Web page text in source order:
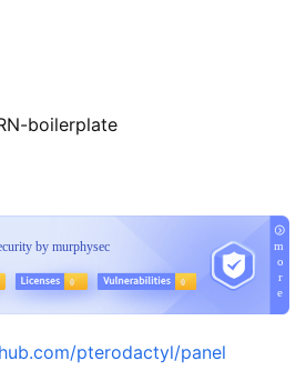
boilerplate
pterodactyl/panel